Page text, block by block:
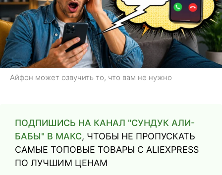
Айфон может озвучить то, что вам не нужно
ПОДПИШИСЬ НА КАНАЛ "СУНДУК АЛИ-
БАБЫ" В МАКС, ЧТОБЫ НЕ ПРОПУСКАТЬ
САМЫЕ ТОПОВЫЕ ТОВАРЫ С ALIEXPRESS
ПО ЛУЧШИМ ЦЕНАМ